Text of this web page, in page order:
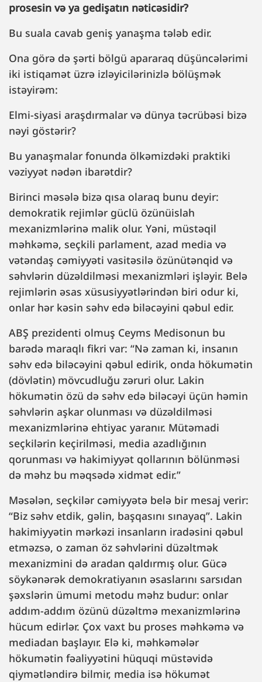
prosesin və ya gedişatın nəticəsidir?
Bu suala cavab geniş yanaşma tələb edir.
Ona görə də şərti bölgü apararaq düşüncələrimi
iki istiqamət üzrə izləyicilərinizlə bölüşmək
istəyirəm:
Elmi-siyasi araşdırmalar və dünya təcrübəsi bizə
nəyi göstərir?
Bu yanaşmalar fonunda ölkəmizdəki praktiki
vəziyyət nədən ibarətdir?
Birinci məsələ bizə qısa olaraq bunu deyir:
demokratik rejimlər güclü özünüislah
mexanizmlərinə malik olur. Yəni, müstəqil
məhkəmə, seçkili parlament, azad media və
vətəndaş cəmiyyəti vasitəsilə özünütənqid və
səhvlərin düzəldilməsi mexanizmləri işləyir. Belə
rejimlərin əsas xüsusiyyətlərindən biri odur ki,
onlar hər kəsin səhv edə biləcəyini qəbul edir.
ABŞ prezidenti olmuş Ceyms Medisonun bu
barədə maraqlı fikri var: “Nə zaman ki, insanın
səhv edə biləcəyini qəbul edirik, onda hökumətin
(dövlətin) mövcudluğu zəruri olur. Lakin
hökumətin özü də səhv edə biləcəyi üçün həmin
səhvlərin aşkar olunması və düzəldilməsi
mexanizmlərinə ehtiyac yaranır. Mütəmadi
seçkilərin keçirilməsi, media azadlığının
qorunması və hakimiyyət qollarının bölünməsi
də məhz bu məqsədə xidmət edir.”
Məsələn, seçkilər cəmiyyətə belə bir mesaj verir:
“Biz səhv etdik, gəlin, başqasını sınayaq”. Lakin
hakimiyyətin mərkəzi insanların iradəsini qəbul
etməzsə, o zaman öz səhvlərini düzəltmək
mexanizmini də aradan qaldırmış olur. Gücə
söykənərək demokratiyanın əsaslarını sarsıdan
şəxslərin ümumi metodu məhz budur: onlar
addım-addım özünü düzəltmə mexanizmlərinə
hücum edirlər. Çox vaxt bu proses məhkəmə və
mediadan başlayır. Elə ki, məhkəmələr
hökumətin fəaliyyətini hüquqi müstəvidə
qiymətləndirə bilmir, media isə hökumət